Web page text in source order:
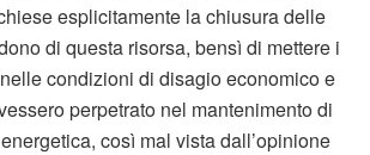
esplicitamente la chiusura delle
di questa risorsa, bensì di mettere i
condizioni di disagio economico e
perpetrato nel mantenimento di
così mal vista dall’opinione